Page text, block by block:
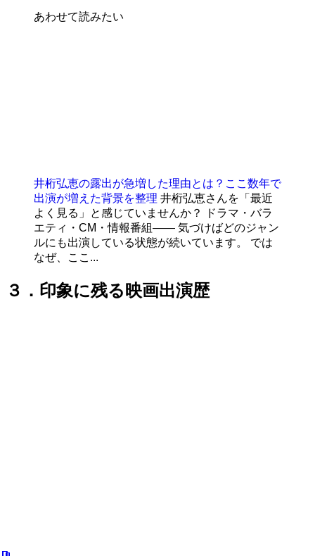
あわせて読みたい
井桁弘恵の露出が急増した理由とは？ここ数年で
出演が増えた背景を整理 井桁弘恵さんを「最近
よく見る」と感じていませんか？ ドラマ・バラ
エティ・CM・情報番組—— 気づけばどのジャン
ルにも出演している状態が続いています。 では
なぜ、ここ...
３．印象に残る映画出演歴